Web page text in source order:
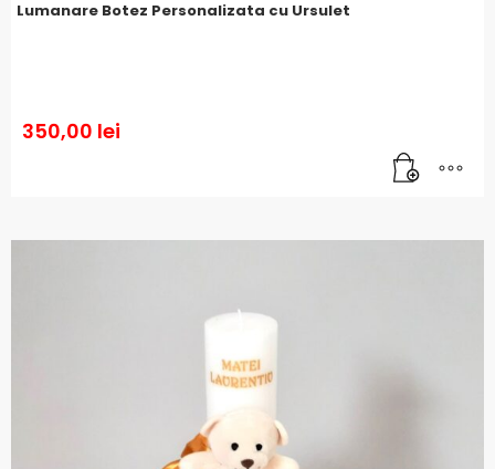
Lumanare Botez Personalizata cu Ursulet
350,00 lei